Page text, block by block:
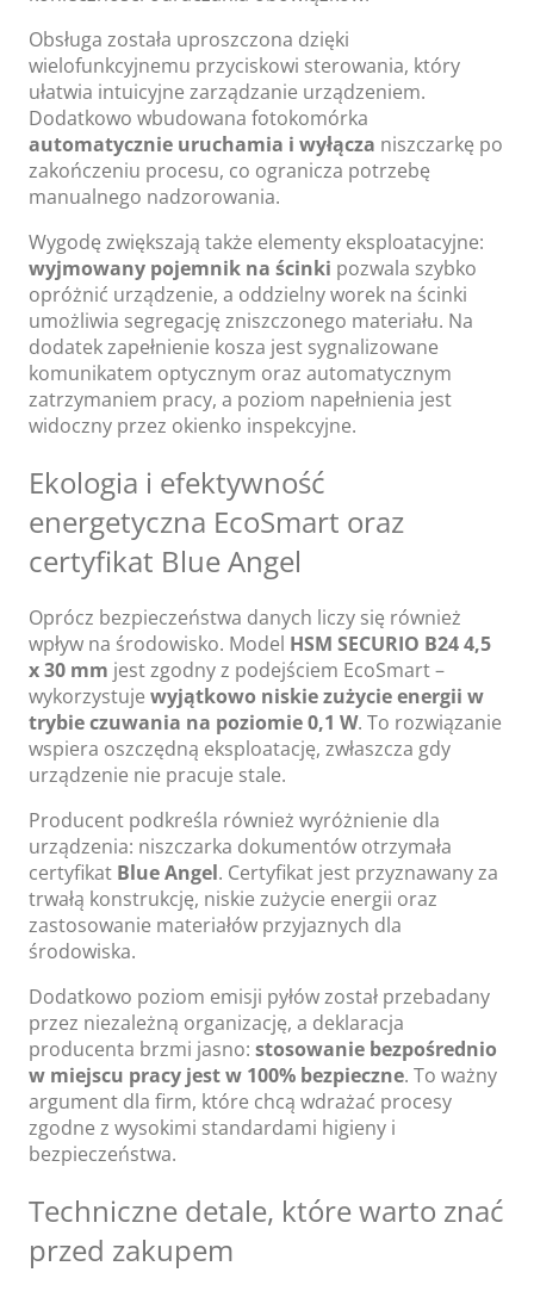
Obsługa została uproszczona dzięki
wielofunkcyjnemu przyciskowi sterowania, który
ułatwia intuicyjne zarządzanie urządzeniem.
Dodatkowo wbudowana fotokomórka
automatycznie uruchamia i wyłącza niszczarkę po
zakończeniu procesu, co ogranicza potrzebę
manualnego nadzorowania.
Wygodę zwiększają także elementy eksploatacyjne:
wyjmowany pojemnik na ścinki pozwala szybko
opróżnić urządzenie, a oddzielny worek na ścinki
umożliwia segregację zniszczonego materiału. Na
dodatek zapełnienie kosza jest sygnalizowane
komunikatem optycznym oraz automatycznym
zatrzymaniem pracy, a poziom napełnienia jest
widoczny przez okienko inspekcyjne.
Ekologia i efektywność
energetyczna EcoSmart oraz
certyfikat Blue Angel
Oprócz bezpieczeństwa danych liczy się również
wpływ na środowisko. Model HSM SECURIO B24 4,5
x 30 mm jest zgodny z podejściem EcoSmart –
wykorzystuje wyjątkowo niskie zużycie energii w
trybie czuwania na poziomie 0,1 W. To rozwiązanie
wspiera oszczędną eksploatację, zwłaszcza gdy
urządzenie nie pracuje stale.
Producent podkreśla również wyróżnienie dla
urządzenia: niszczarka dokumentów otrzymała
certyfikat Blue Angel. Certyfikat jest przyznawany za
trwałą konstrukcję, niskie zużycie energii oraz
zastosowanie materiałów przyjaznych dla
środowiska.
Dodatkowo poziom emisji pyłów został przebadany
przez niezależną organizację, a deklaracja
producenta brzmi jasno: stosowanie bezpośrednio
w miejscu pracy jest w 100% bezpieczne. To ważny
argument dla firm, które chcą wdrażać procesy
zgodne z wysokimi standardami higieny i
bezpieczeństwa.
Techniczne detale, które warto znać
przed zakupem